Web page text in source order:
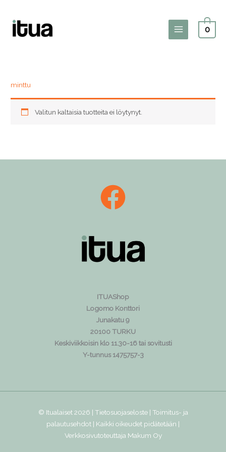
Main
0
minttu
Valitun kaltaisia tuotteita ei löytynyt.
ITUAShop
Logomo Konttori
Junakatu 9
20100 TURKU
Keskiviikkoisin klo 11.30-16 tai sovitusti
Y-tunnus 1475757-3
© Itualaiset 2026 | Tietosuojaseloste| Toimitus- ja
palautusehdot | Kaikki oikeudet pidätetään |
Verkkosivutoteuttaja Makum Oy